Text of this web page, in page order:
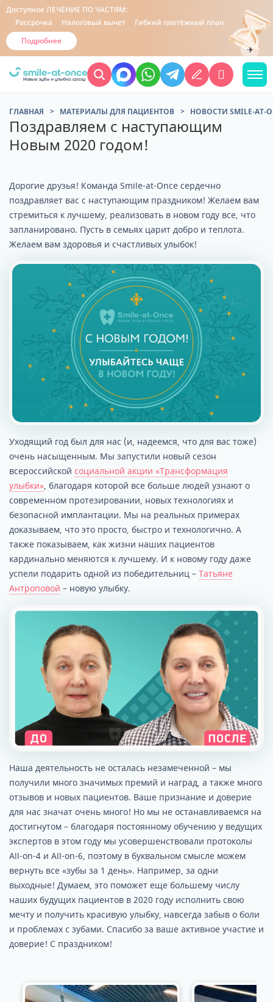
Доступное ЛЕЧЕНИЕ ПО ЧАСТЯМ:
Рассрочка
Налоговый вычет Гибкий платёжный план
Подробнее
ГЛАВНАЯ МАТЕРИАЛЫ ДЛЯ ПАЦИЕНТОВ НОВОСТИ SMILE-AT-
Поздравляем с наступающим
Новым 2020 годом!
Дорогие друзья! Команда Smile-at-Once сердечно
поздравляет вас с наступающим праздником! Желаем вам
стремиться к лучшему, реализовать в новом году все, что
запланировано. Пусть в семьях царит добро и теплота.
Желаем вам здоровья и счастливых улыбок!
Уходящий год был для нас (и, надеемся, что для вас тоже)
очень насыщенным. Мы запустили новый сезон
всероссийской социальной акции «Трансформация
улыбки», благодаря которой все больше людей узнают о
современном протезировании, новых технологиях и
безопасной имплантации. Мы на реальных примерах
доказываем, что это просто, быстро и технологично. А
также показываем, как жизни наших пациентов
кардинально меняются к лучшему. И к новому году даже
успели подарить одной из победительниц – Татьяне
Антроповой – новую улыбку.
Наша деятельность не осталась незамеченной – мы
получили много значимых премий и наград, а также много
отзывов и новых пациентов. Ваше признание и доверие
для нас значат очень много! Но мы не останавливаемся на
достигнутом – благодаря постоянному обучению у ведущих
экспертов в этом году мы усовершенствовали протоколы
All-on-4 и All-on-6, поэтому в буквальном смысле можем
вернуть все «зубы за 1 день». Например, за одни
выходные! Думаем, это поможет еще большему числу
наших будущих пациентов в 2020 году исполнить свою
мечту и получить красивую улыбку, навсегда забыв о боли
и проблемах с зубами. Спасибо за ваше активное участие и
доверие! С праздником!